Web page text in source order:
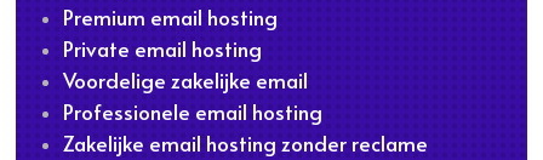
Premium email hosting
Private email hosting
Voordelige zakelijke email
Professionele email hosting
Zakelijke email hosting zonder reclame